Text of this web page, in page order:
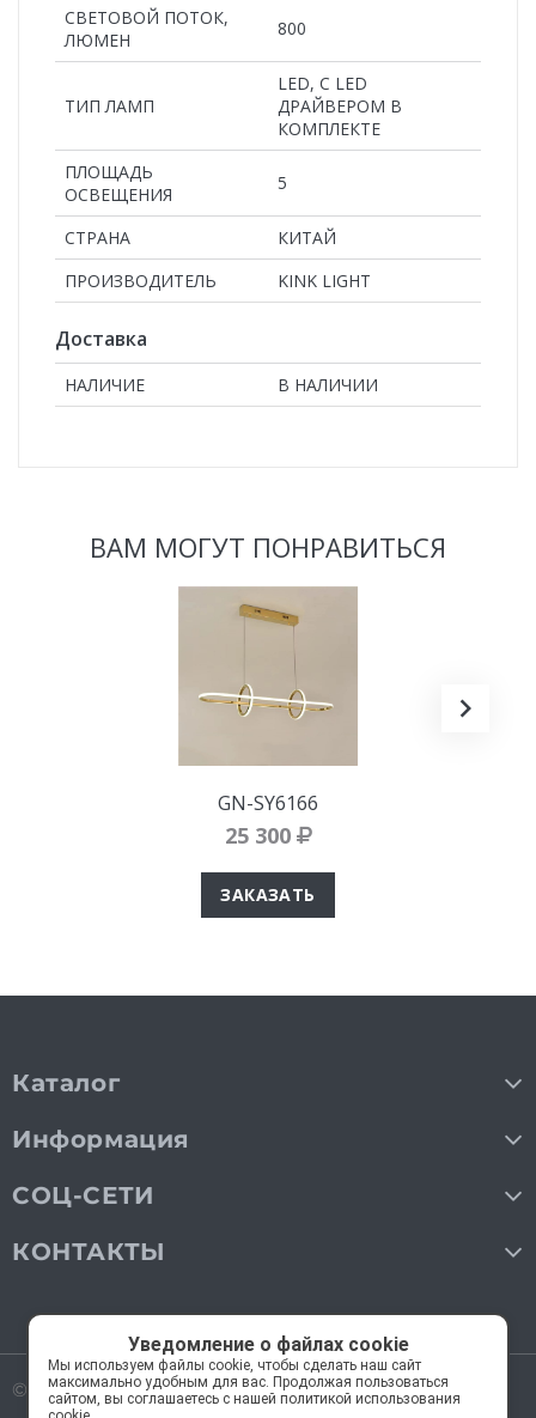
СВЕТОВОЙ ПОТОК,
ЛЮМЕН
800
ТИП ЛАМП
LED, С LED
ДРАЙВЕРОМ В
КОМПЛЕКТЕ
ПЛОЩАДЬ
ОСВЕЩЕНИЯ
5
СТРАНА
КИТАЙ
ПРОИЗВОДИТЕЛЬ
KINK LIGHT
Доставка
НАЛИЧИЕ В НАЛИЧИИ
ВАМ МОГУТ ПОНРАВИТЬСЯ
GN-SY6166
25 300
ЗАКАЗАТЬ
Каталог
Информация
СОЦ-СЕТИ
КОНТАКТЫ
© 2018—2026 Мос Люстры.Все права защищены
Уведомление о файлах cookie
Мы используем файлы cookie, чтобы сделать наш сайт
максимально удобным для вас. Продолжая пользоваться
сайтом, вы соглашаетесь с нашей политикой использования